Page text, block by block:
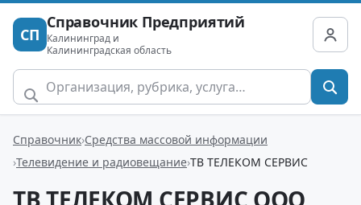
СП
Справочник Предприятий
Калининград и
Калининградская область
Справочник Средства массовой информации
Телевидение и радиовещание ТВ ТЕЛЕКОМ СЕРВИС